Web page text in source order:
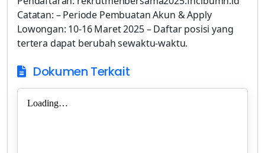
Dokumen Terkait